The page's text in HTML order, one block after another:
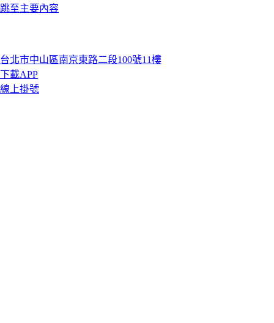
跳至主要內容
台北市中山區南京東路二段100號11樓
下載APP
線上掛號